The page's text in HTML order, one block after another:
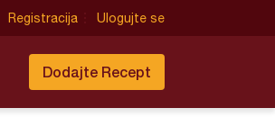
Registracija Ulogujte se
Dodajte Recept